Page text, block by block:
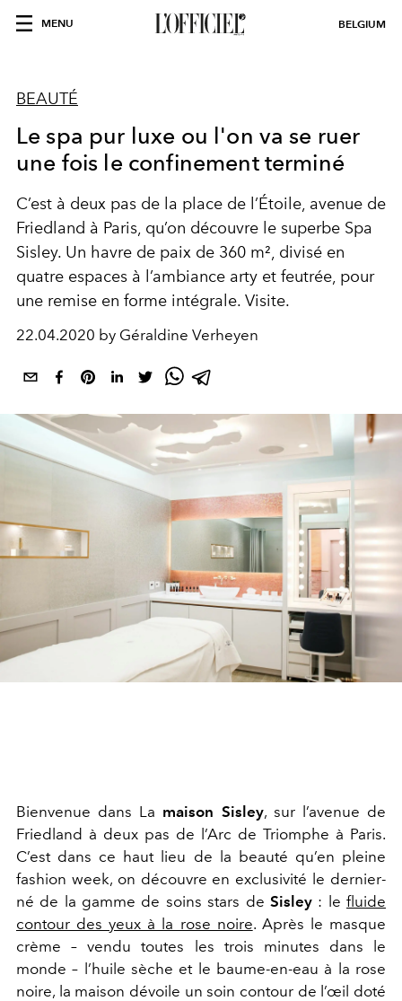
MENU BELGIUM
BEAUTÉ
Le spa pur luxe ou l'on va se ruer
une fois le confinement terminé
C’est à deux pas de la place de l’Étoile, avenue de
Friedland à Paris, qu’on découvre le superbe Spa
Sisley. Un havre de paix de 360 m², divisé en
quatre espaces à l’ambiance arty et feutrée, pour
une remise en forme intégrale. Visite.
22.04.2020 by Géraldine Verheyen
Bienvenue dans La maison Sisley, sur l’avenue de
Friedland à deux pas de l’Arc de Triomphe à Paris.
C’est dans ce haut lieu de la beauté qu’en pleine
fashion week, on découvre en exclusivité le dernier-
né de la gamme de soins stars de Sisley : lefluide
contour des yeux à la rose noire. Après le masque
crème – vendu toutes les trois minutes dans le
monde – l’huile sèche et le baume-en-eau à la rose
noire, la maison dévoile un soin contour de l’œil doté